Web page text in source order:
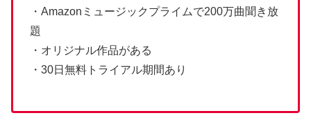
・Amazonミュージックプライムで200万曲聞き放
題
・オリジナル作品がある
・30日無料トライアル期間あり